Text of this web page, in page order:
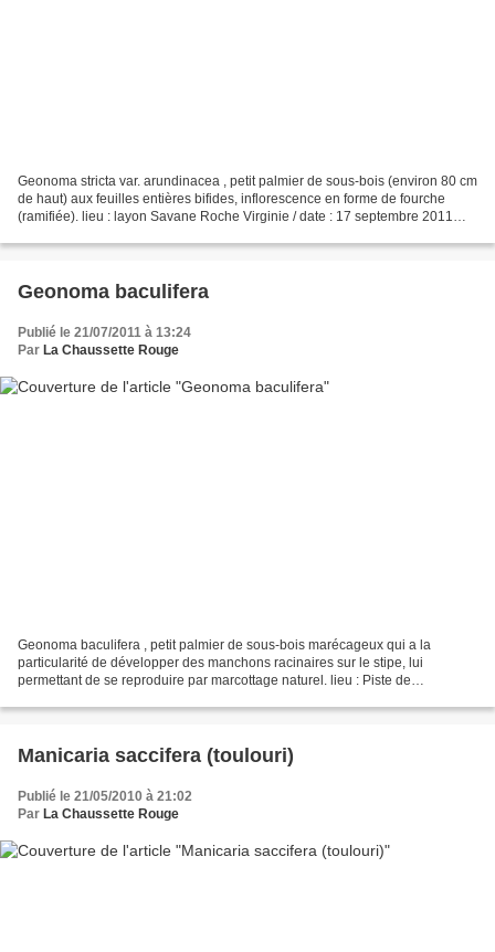
Geonoma stricta var. arundinacea , petit palmier de sous-bois (environ 80 cm
de haut) aux feuilles entières bifides, inflorescence en forme de fourche
(ramifiée). lieu : layon Savane Roche Virginie / date : 17 septembre 2011
Geonoma baculifera
Publié le 21/07/2011 à 13:24
Par La Chaussette Rouge
Geonoma baculifera , petit palmier de sous-bois marécageux qui a la
particularité de développer des manchons racinaires sur le stipe, lui
permettant de se reproduire par marcottage naturel. lieu : Piste de
Manicaria saccifera (toulouri)
Publié le 21/05/2010 à 21:02
Par La Chaussette Rouge